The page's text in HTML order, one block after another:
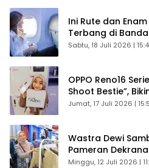
Ini Rute dan
Terbang di
Sabtu, 18 Juli 2026 |
OPPO Reno16
Shoot Bestie”,
Betah
Jumat, 17 Juli 2026 |
Wastra Dewi
Pameran
Pengunjung
Minggu, 12 Juli 2026 |